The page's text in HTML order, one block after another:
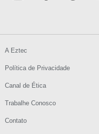
A Eztec
Política de Privacidade
Canal de Ética
Trabalhe Conosco
Contato